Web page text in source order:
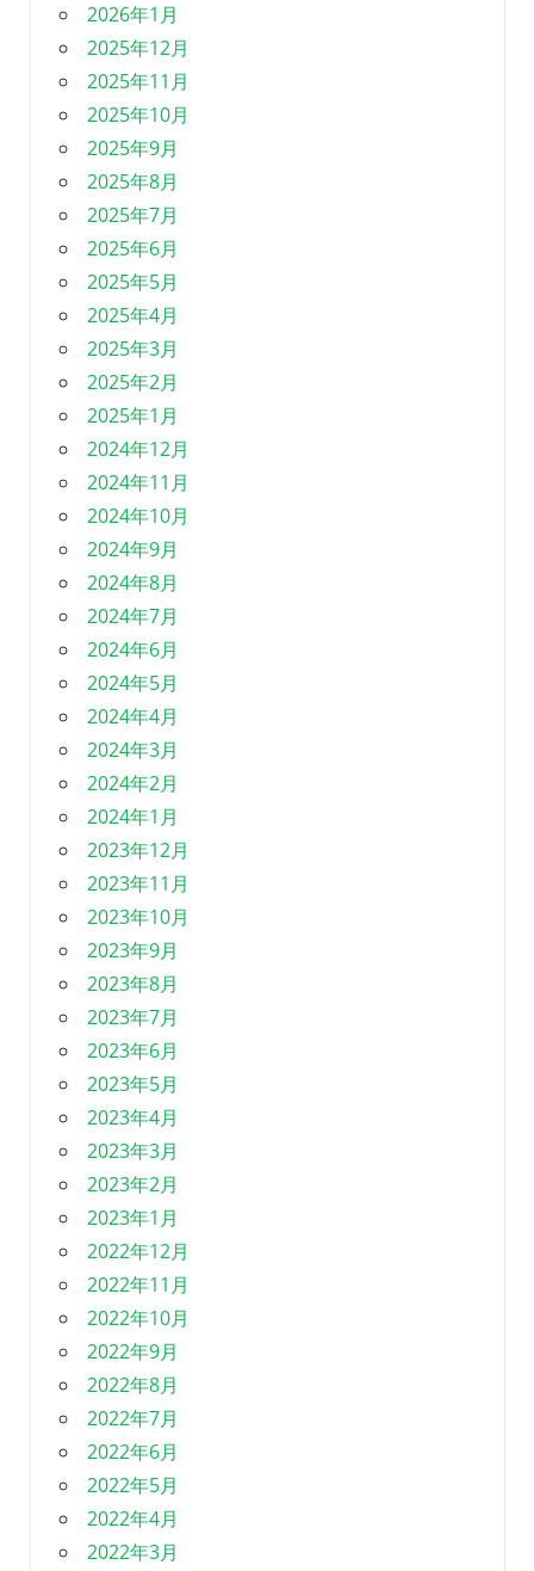
2026年1月
2025年12月
2025年11月
2025年10月
2025年9月
2025年8月
2025年7月
2025年6月
2025年5月
2025年4月
2025年3月
2025年2月
2025年1月
2024年12月
2024年11月
2024年10月
2024年9月
2024年8月
2024年7月
2024年6月
2024年5月
2024年4月
2024年3月
2024年2月
2024年1月
2023年12月
2023年11月
2023年10月
2023年9月
2023年8月
2023年7月
2023年6月
2023年5月
2023年4月
2023年3月
2023年2月
2023年1月
2022年12月
2022年11月
2022年10月
2022年9月
2022年8月
2022年7月
2022年6月
2022年5月
2022年4月
2022年3月